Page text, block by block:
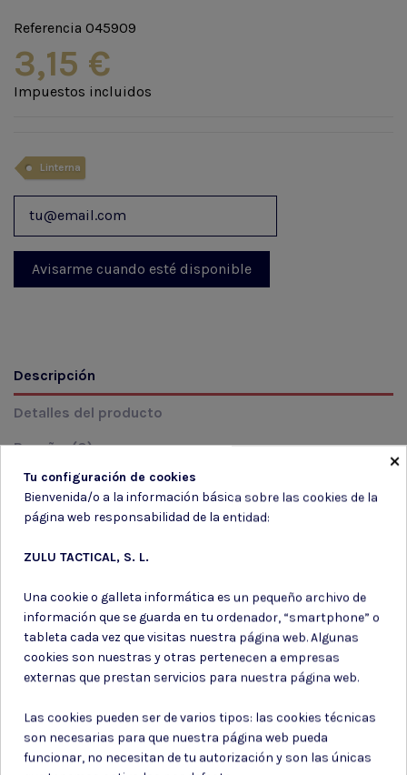
Referencia 045909
3,15 €
Impuestos incluidos
Linterna
Descripción
Detalles del producto
Reseñas(0)
AUTONOMIA DE 12HS. BATERIA 3 PILAS AAA. CON IMAN
TRASERO, PERCHA GIRATORIA Y CUERPO ANTIDESLIZANTE.
Suscríbete a nuestro boletín
Puede darse de baja en cualquier momento. Para ello, consulte nuestra
información de contacto en el aviso legal.
×
Tu configuración de cookies
Bienvenida/o a la información básica sobre las cookies de la
página web responsabilidad de la entidad:
ZULU TACTICAL, S. L.
Una cookie o galleta informática es un pequeño archivo de
información que se guarda en tu ordenador, “smartphone” o
tableta cada vez que visitas nuestra página web. Algunas
cookies son nuestras y otras pertenecen a empresas
externas que prestan servicios para nuestra página web.
Las cookies pueden ser de varios tipos: las cookies técnicas
son necesarias para que nuestra página web pueda
funcionar, no necesitan de tu autorización y son las únicas